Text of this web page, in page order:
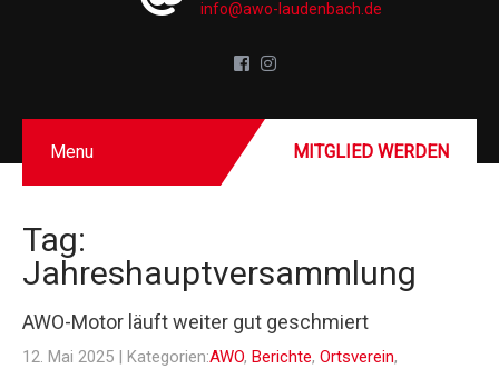
info@awo-laudenbach.de
Menu MITGLIED WERDEN
Tag:
Jahreshauptversammlung
AWO-Motor läuft weiter gut geschmiert
12. Mai 2025 | Kategorien:AWO, Berichte, Ortsverein,